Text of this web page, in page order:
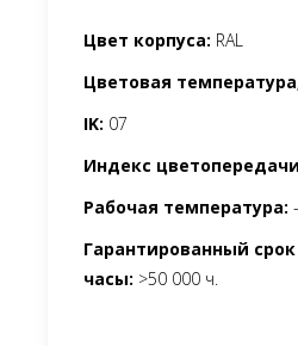
Цвет корпуса: RAL
Цветовая
IK: 07
Индекс
Рабочая температура:
Гарантированный
часы: >50 000 ч.